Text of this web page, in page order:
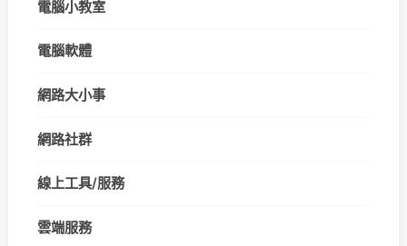
電腦小教室
電腦軟體
網路大小事
網路社群
線上工具/服務
雲端服務